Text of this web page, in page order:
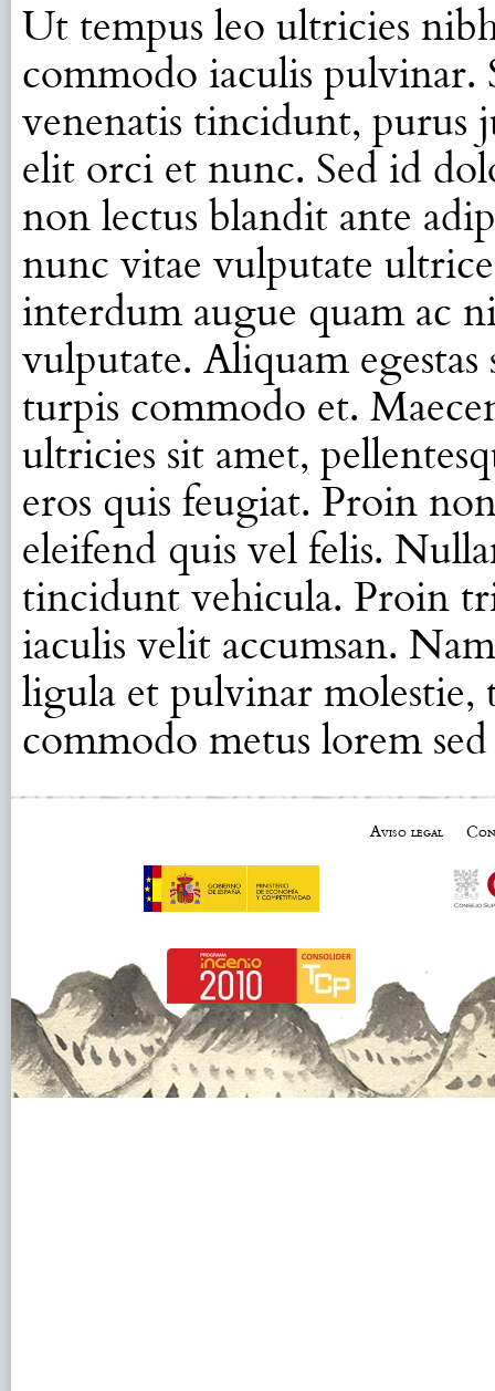
Ut tempus leo ultricies
commodo iaculis pulvinar.
venenatis tincidunt, purus
elit orci et nunc. Sed id
non lectus blandit ante
nunc vitae vulputate
interdum augue quam ac
vulputate. Aliquam
turpis commodo et.
ultricies sit amet,
eros quis feugiat. Proin
eleifend quis vel felis.
tincidunt vehicula. Proin
iaculis velit accumsan.
ligula et pulvinar molestie,
commodo metus lorem
Aviso legal